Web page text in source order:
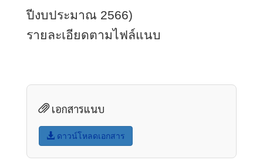
ปีงบประมาณ 2566)
รายละเอียดตามไฟล์แนบ
เอกสารแนบ
ดาวน์โหลดเอกสาร